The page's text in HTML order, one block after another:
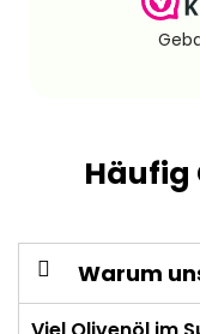
Häufig
Warum